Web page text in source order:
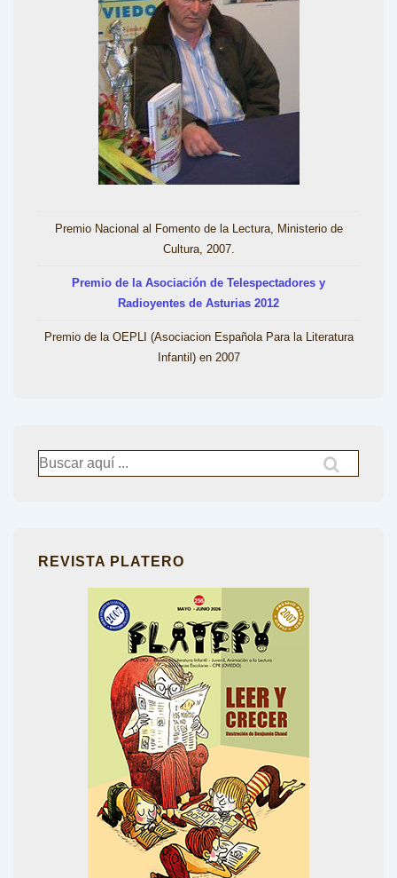
Premio Nacional al Fomento de la Lectura, Ministerio de
Cultura, 2007.
Premio de la Asociación de Telespectadores y
Radioyentes de Asturias 2012
Premio de la OEPLI (Asociacion Española Para la Literatura
Infantil) en 2007
Buscar
por:
REVISTA PLATERO